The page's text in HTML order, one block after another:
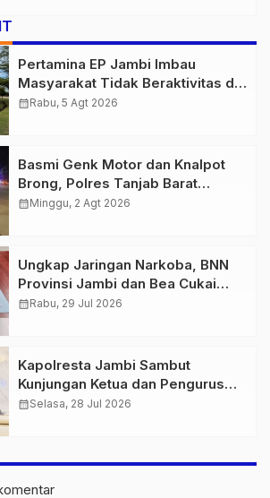
Pertamina EP Jambi Imbau
Masyarakat Tidak Beraktivitas di
Atas Jalur Pipa Migas Demi
calendar_monthRabu, 5 Agt 2026
Basmi Genk Motor dan Knalpot
Brong, Polres Tanjab Barat
Amankan Belasan Kendaraan
calendar_monthMinggu, 2 Agt 2026
Ungkap Jaringan Narkoba, BNN
Provinsi Jambi dan Bea Cukai
Amankan Sembilan Pelaku
calendar_monthRabu, 29 Jul 2026
Kapolresta Jambi Sambut
Kunjungan Ketua dan Pengurus
PWI Kota Jambi Perkuat Sinergi
calendar_monthSelasa, 28 Jul 2026